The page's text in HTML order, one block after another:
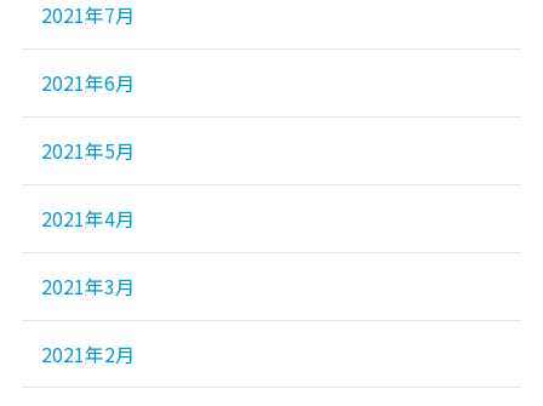
2021年7月
2021年6月
2021年5月
2021年4月
2021年3月
2021年2月